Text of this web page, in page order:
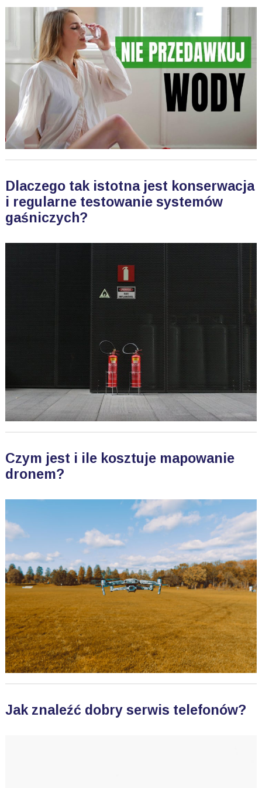
Dlaczego tak istotna jest konserwacja
i regularne testowanie systemów
gaśniczych?
Czym jest i ile kosztuje mapowanie
dronem?
Jak znaleźć dobry serwis telefonów?